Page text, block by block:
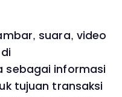
suara, video
sebagai informasi
tujuan transaksi